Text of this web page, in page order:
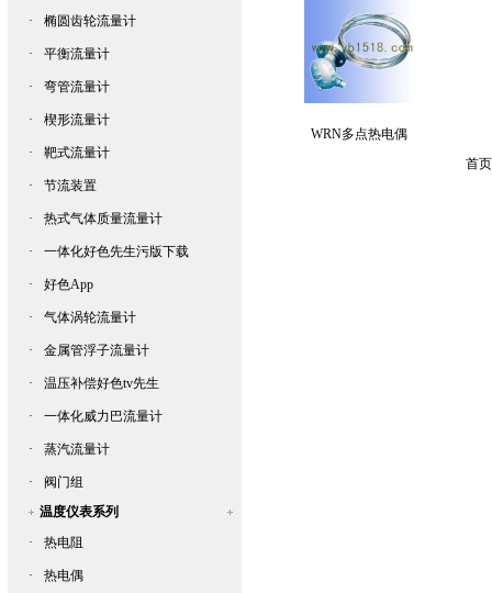
· 椭圆齿轮流量计
· 平衡流量计
· 弯管流量计
· 楔形流量计
· 靶式流量计
· 节流装置
· 热式气体质量流量计
· 一体化好色先生污版下载
· 好色App
· 气体涡轮流量计
· 金属管浮子流量计
· 温压补偿好色tv先生
· 一体化威力巴流量计
· 蒸汽流量计
·
阀门组
温度仪表系列
·
热电阻
· 热电偶
WRN多点热电偶
首页